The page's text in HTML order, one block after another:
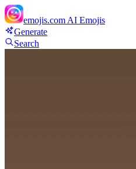
emojis.com AI Emojis
Generate
Search